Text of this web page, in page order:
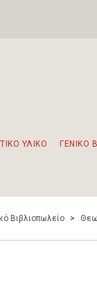
ΥΛΙΚΟ ΓΕΝΙΚΟ
Βιβλιοπωλείο >